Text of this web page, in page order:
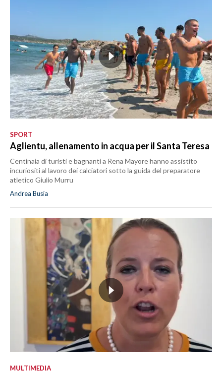
SPORT
Aglientu, allenamento in acqua per il Santa Teresa
Centinaia di turisti e bagnanti a Rena Mayore hanno assistito
incuriositi al lavoro dei calciatori sotto la guida del preparatore
atletico Giulio Murru
Andrea Busia
MULTIMEDIA